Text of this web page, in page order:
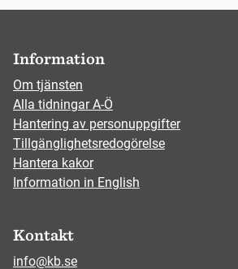
Information
Om tjänsten
Alla tidningar A-Ö
Hantering av personuppgifter
Tillgänglighetsredogörelse
Hantera kakor
Information in English
Kontakt
info@kb.se